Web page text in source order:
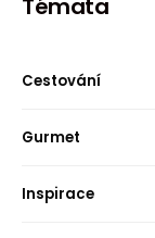
Témata
Cestování
Gurmet
Inspirace